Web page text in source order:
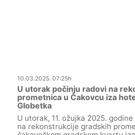
10.03.2025. 07:25h
U utorak počinju radovi na
prometnica u Čakovcu iza
Globetka
U utorak, 11. ožujka 2025.
na rekonstrukcije gradskih